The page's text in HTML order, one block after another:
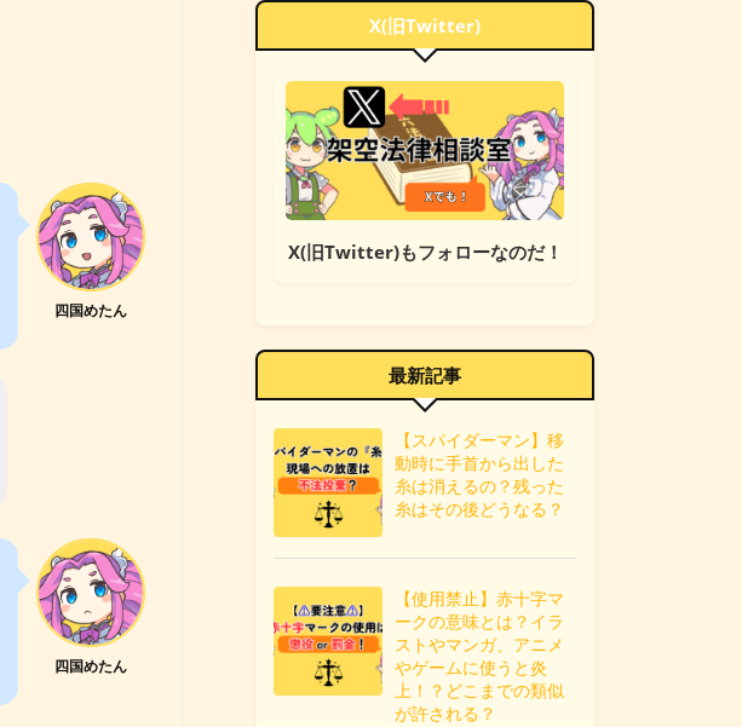
四国めたん
四国めたん
X(旧Twitter)
X(旧Twitter)もフォローなのだ！
最新記事
【スパイダーマン】移
動時に手首から出した
糸は消えるの？残った
糸はその後どうなる？
【使用禁止】赤十字マ
ークの意味とは？イラ
ストやマンガ、アニメ
やゲームに使うと炎
上！？どこまでの類似
が許される？